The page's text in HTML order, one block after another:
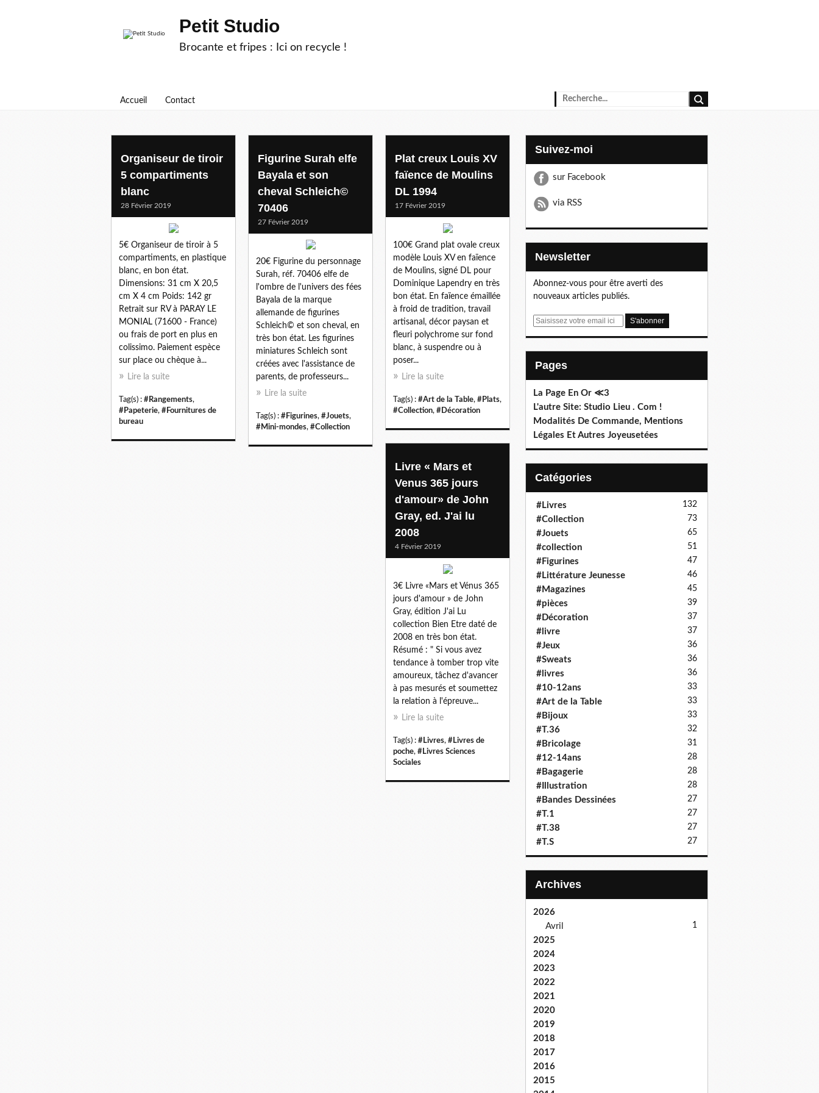
Petit Studio
Brocante et fripes : Ici on recycle !
Accueil Contact
Organiseur de tiroir
5 compartiments
blanc
28 Février 2019
5€ Organiseur de tiroir à 5
compartiments, en plastique
blanc, en bon état.
Dimensions: 31 cm X 20,5
cm X 4 cm Poids: 142 gr
Retrait sur RV à PARAY LE
MONIAL (71600 - France)
ou frais de port en plus en
colissimo. Paiement espèce
sur place ou chèque à...
Lire la suite
Tag(s) : #Rangements,
#Papeterie, #Fournitures de
bureau
Figurine Surah elfe
Bayala et son
cheval Schleich©
70406
27 Février 2019
20€ Figurine du personnage
Surah, réf. 70406 elfe de
l'ombre de l'univers des fées
Bayala de la marque
allemande de figurines
Schleich© et son cheval, en
très bon état. Les figurines
miniatures Schleich sont
créées avec l'assistance de
parents, de professeurs...
Lire la suite
Tag(s) : #Figurines, #Jouets,
#Mini-mondes, #Collection
Plat creux Louis XV
faïence de Moulins
DL 1994
17 Février 2019
100€ Grand plat ovale creux
modèle Louis XV en faïence
de Moulins, signé DL pour
Dominique Lapendry en très
bon état. En faïence émaillée
à froid de tradition, travail
artisanal, décor paysan et
fleuri polychrome sur fond
blanc, à suspendre ou à
poser...
Lire la suite
Tag(s) : #Art de la Table, #Plats,
#Collection, #Décoration
Livre « Mars et
Venus 365 jours
d'amour» de John
Gray, ed. J'ai lu
2008
4 Février 2019
3€ Livre «Mars et Vénus 365
jours d'amour » de John
Gray, édition J'ai Lu
collection Bien Etre daté de
2008 en très bon état.
Résumé : " Si vous avez
tendance à tomber trop vite
amoureux, tâchez d'avancer
à pas mesurés et soumettez
la relation à l'épreuve...
Lire la suite
Tag(s) : #Livres, #Livres de
poche, #Livres Sciences
Sociales
Suivez-moi
sur Facebook
via RSS
Newsletter
Abonnez-vous pour être averti des
nouveaux articles publiés.
E
Pages
La Page En Or ≪3
L'autre Site: Studio Lieu . Com !
Modalités De Commande, Mentions
Légales Et Autres Joyeusetées
Catégories
#Livres 132
#Collection 73
#Jouets 65
#collection 51
#Figurines 47
#Littérature Jeunesse 46
#Magazines 45
#pièces 39
#Décoration 37
#livre 37
#Jeux 36
#Sweats 36
#livres 36
#10-12ans 33
#Art de la Table 33
#Bijoux 33
#T.36 32
#Bricolage 31
#12-14ans 28
#Bagagerie 28
#Illustration 28
#Bandes Dessinées 27
#T.1 27
#T.38 27
#T.S 27
Archives
2026
Avril
1
2025
2024
2023
2022
2021
2020
2019
2018
2017
2016
2015